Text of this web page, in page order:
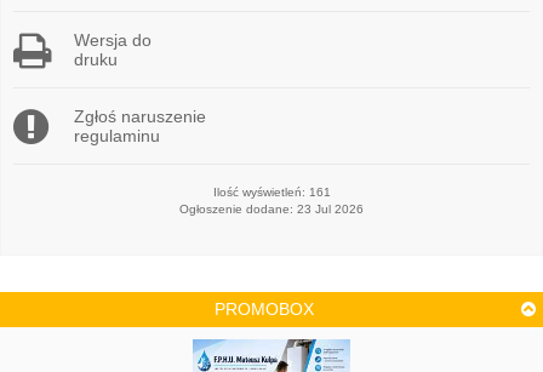
Wersja do
druku
Zgłoś naruszenie
regulaminu
Ilość wyświetleń: 161
Ogłoszenie dodane: 23 Jul 2026
PROMOBOX